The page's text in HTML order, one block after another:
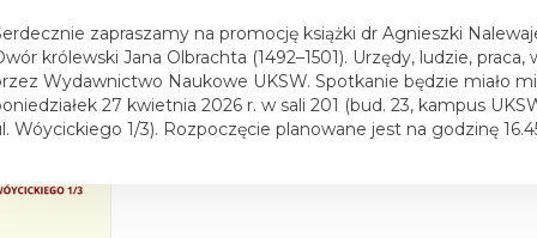
zapraszamy na promocję książki dr Agnieszki
królewski Jana Olbrachta (1492–1501). Urzędy, ludzie, praca,
Wydawnictwo Naukowe UKSW. Spotkanie będzie miało
27 kwietnia 2026 r. w sali 201 (bud. 23, kampus
Wóycickiego 1/3). Rozpoczęcie planowane jest na godzinę